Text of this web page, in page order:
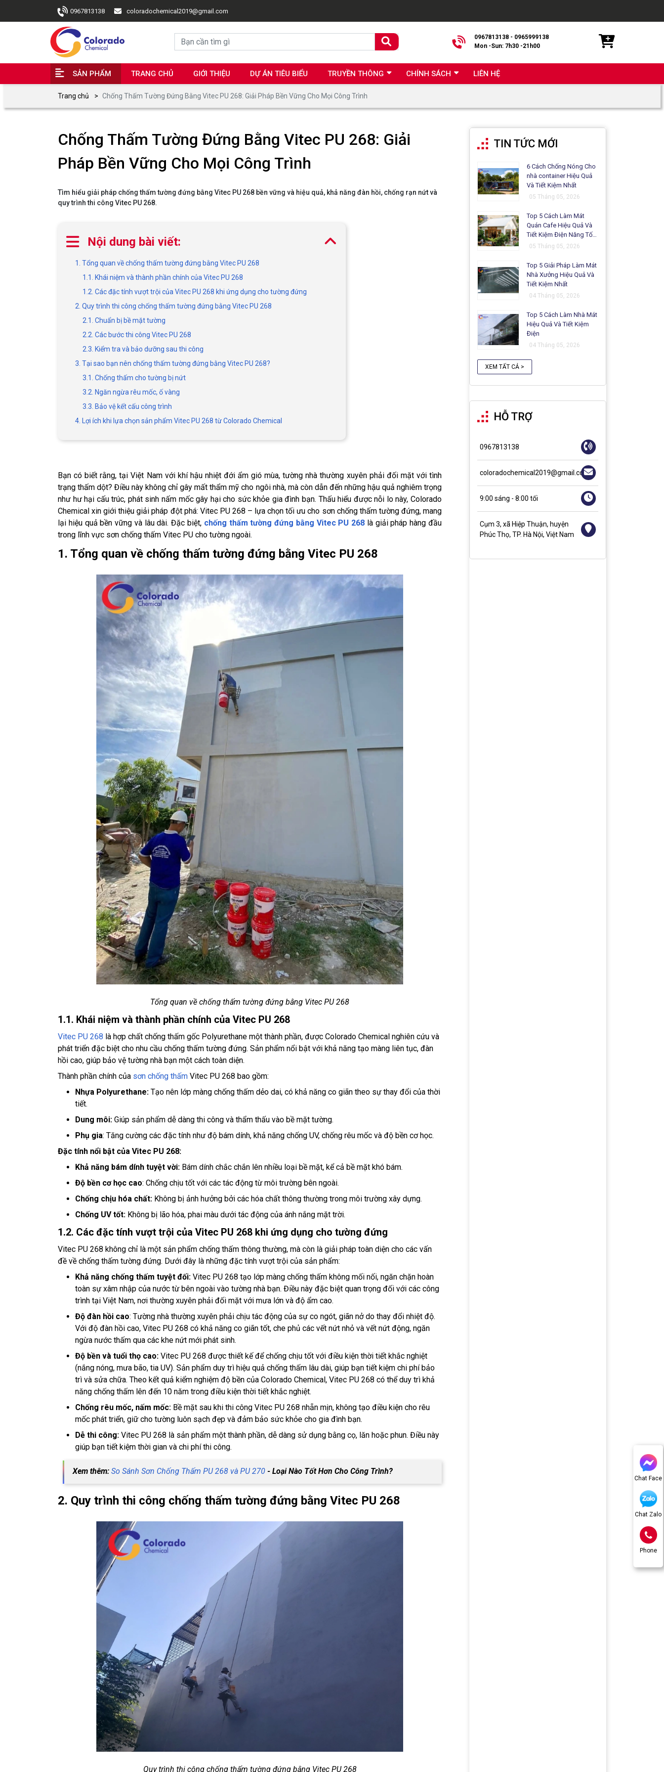
0967813138 coloradochemical2019@gmail.com
0967813138 - 0965999138
Mon -Sun: 7h30 -21h00
SẢN PHẨM TRANG CHỦ GIỚI THIỆU DỰ ÁN TIÊU BIỂU TRUYỀN THÔNG CHÍNH SÁCH LIÊN HỆ
Chat Face
Chat Zalo
Phone
Trang chủ Chống Thấm Tường Đứng Bằng Vitec PU 268: Giải Pháp Bền Vững Cho Mọi Công Trình
Chống Thấm Tường Đứng Bằng Vitec PU 268: Giải
Pháp Bền Vững Cho Mọi Công Trình
Tìm hiểu giải pháp chống thấm tường đứng bằng Vitec PU 268 bền vững và hiệu quả, khả năng đàn hồi, chống rạn nứt và
quy trình thi công Vitec PU 268.
Nội dung bài viết:
1. Tổng quan về chống thấm tường đứng bằng Vitec PU 268
1.1. Khái niệm và thành phần chính của Vitec PU 268
1.2. Các đặc tính vượt trội của Vitec PU 268 khi ứng dụng cho tường đứng
2. Quy trình thi công chống thấm tường đứng bằng Vitec PU 268
2.1. Chuẩn bị bề mặt tường
2.2. Các bước thi công Vitec PU 268
2.3. Kiểm tra và bảo dưỡng sau thi công
3. Tại sao bạn nên chống thấm tường đứng bằng Vitec PU 268?
3.1. Chống thấm cho tường bị nứt
3.2. Ngăn ngừa rêu mốc, ố vàng
3.3. Bảo vệ kết cấu công trình
4. Lợi ích khi lựa chọn sản phẩm Vitec PU 268 từ Colorado Chemical
Bạn có biết rằng, tại Việt Nam với khí hậu nhiệt đới ẩm gió mùa, tường nhà thường xuyên phải đối mặt với tình
trạng thấm dột? Điều này không chỉ gây mất thẩm mỹ cho ngôi nhà, mà còn dẫn đến những hậu quả nghiêm trọng
như hư hại cấu trúc, phát sinh nấm mốc gây hại cho sức khỏe gia đình bạn. Thấu hiểu được nỗi lo này, Colorado
Chemical xin giới thiệu giải pháp đột phá: Vitec PU 268 – lựa chọn tối ưu cho sơn chống thấm tường đứng, mang
lại hiệu quả bền vững và lâu dài. Đặc biệt, chống thấm tường đứng bằng Vitec PU 268 là giải pháp hàng đầu
trong lĩnh vực sơn chống thấm Vitec PU cho tường ngoài.
1. Tổng quan về chống thấm tường đứng bằng Vitec PU 268
Tổng quan về chống thấm tường đứng bằng Vitec PU 268
1.1. Khái niệm và thành phần chính của Vitec PU 268
Vitec PU 268 là hợp chất chống thấm gốc Polyurethane một thành phần, được Colorado Chemical nghiên cứu và
phát triển đặc biệt cho nhu cầu chống thấm tường đứng. Sản phẩm nổi bật với khả năng tạo màng liên tục, đàn
hồi cao, giúp bảo vệ tường nhà bạn một cách toàn diện.
Thành phần chính của sơn chống thấm Vitec PU 268 bao gồm:
Nhựa Polyurethane: Tạo nên lớp màng chống thấm dẻo dai, có khả năng co giãn theo sự thay đổi của thời
tiết.
Dung môi: Giúp sản phẩm dễ dàng thi công và thẩm thấu vào bề mặt tường.
Phụ gia: Tăng cường các đặc tính như độ bám dính, khả năng chống UV, chống rêu mốc và độ bền cơ học.
Đặc tính nổi bật của Vitec PU 268:
Khả năng bám dính tuyệt vời: Bám dính chắc chắn lên nhiều loại bề mặt, kể cả bề mặt khó bám.
Độ bền cơ học cao: Chống chịu tốt với các tác động từ môi trường bên ngoài.
Chống chịu hóa chất: Không bị ảnh hưởng bởi các hóa chất thông thường trong môi trường xây dựng.
Chống UV tốt: Không bị lão hóa, phai màu dưới tác động của ánh nắng mặt trời.
1.2. Các đặc tính vượt trội của Vitec PU 268 khi ứng dụng cho tường đứng
Vitec PU 268 không chỉ là một sản phẩm chống thấm thông thường, mà còn là giải pháp toàn diện cho các vấn
đề về chống thấm tường đứng. Dưới đây là những đặc tính vượt trội của sản phẩm:
Khả năng chống thấm tuyệt đối: Vitec PU 268 tạo lớp màng chống thấm không mối nối, ngăn chặn hoàn
toàn sự xâm nhập của nước từ bên ngoài vào tường nhà bạn. Điều này đặc biệt quan trọng đối với các công
trình tại Việt Nam, nơi thường xuyên phải đối mặt với mưa lớn và độ ẩm cao.
Độ đàn hồi cao: Tường nhà thường xuyên phải chịu tác động của sự co ngót, giãn nở do thay đổi nhiệt độ.
Với độ đàn hồi cao, Vitec PU 268 có khả năng co giãn tốt, che phủ các vết nứt nhỏ và vết nứt động, ngăn
ngừa nước thấm qua các khe nứt mới phát sinh.
Độ bền và tuổi thọ cao: Vitec PU 268 được thiết kế để chống chịu tốt với điều kiện thời tiết khắc nghiệt
(nắng nóng, mưa bão, tia UV). Sản phẩm duy trì hiệu quả chống thấm lâu dài, giúp bạn tiết kiệm chi phí bảo
trì và sửa chữa. Theo kết quả kiểm nghiệm độ bền của Colorado Chemical, Vitec PU 268 có thể duy trì khả
năng chống thấm lên đến 10 năm trong điều kiện thời tiết khắc nghiệt.
Chống rêu mốc, nấm mốc: Bề mặt sau khi thi công Vitec PU 268 nhẵn mịn, không tạo điều kiện cho rêu
mốc phát triển, giữ cho tường luôn sạch đẹp và đảm bảo sức khỏe cho gia đình bạn.
Dễ thi công: Vitec PU 268 là sản phẩm một thành phần, dễ dàng sử dụng bằng cọ, lăn hoặc phun. Điều này
giúp bạn tiết kiệm thời gian và chi phí thi công.
Xem thêm: So Sánh Sơn Chống Thấm PU 268 và PU 270 - Loại Nào Tốt Hơn Cho Công Trình?
2. Quy trình thi công chống thấm tường đứng bằng Vitec PU 268
Quy trình thi công chống thấm tường đứng bằng Vitec PU 268
TIN TỨC MỚI
6 Cách Chống Nóng Cho
nhà container Hiệu Quả
Và Tiết Kiệm Nhất
05 Tháng 05, 2026
Top 5 Cách Làm Mát
Quán Cafe Hiệu Quả Và
Tiết Kiệm Điện Năng Tối
Ưu
05 Tháng 05, 2026
Top 5 Giải Pháp Làm Mát
Nhà Xưởng Hiệu Quả Và
Tiết Kiệm Nhất
04 Tháng 05, 2026
Top 5 Cách Làm Nhà Mát
Hiệu Quả Và Tiết Kiệm
Điện
04 Tháng 05, 2026
XEM TẤT CẢ >
HỖ TRỢ
0967813138
coloradochemical2019@gmail.com
9:00 sáng - 8:00 tối
Cụm 3, xã Hiệp Thuận, huyện
Phúc Thọ, TP. Hà Nội, Việt Nam